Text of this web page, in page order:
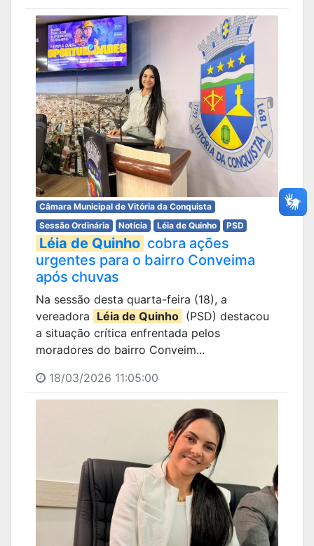
Câmara Municipal de Vitória da Conquista
Sessão Ordinária
Notícia Léia de Quinho PSD
Léia de Quinho cobra ações
urgentes para o bairro Conveima
após chuvas
Na sessão desta quarta-feira (18), a
vereadora Léia de Quinho (PSD) destacou
a situação crítica enfrentada pelos
moradores do bairro Conveim...
18/03/2026 11:05:00